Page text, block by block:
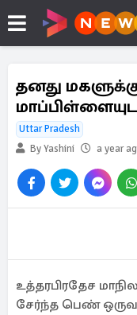
தனது
Uttar Pradesh
By Yashini
a year
உத்தரபிரதேச
சேர்ந்த பெண்